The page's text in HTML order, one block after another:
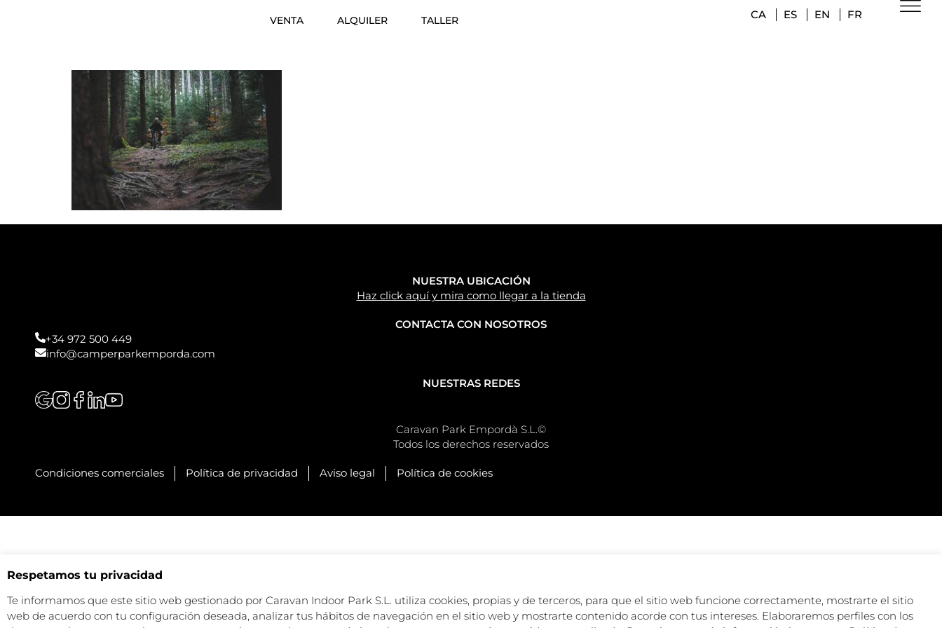
VENTA ALQUILER TALLER CA ES EN FR
NUESTRA UBICACIÓN
Haz click aquí y mira como llegar a la tienda
CONTACTA CON NOSOTROS
+34 972 500 449
info@camperparkemporda.com
NUESTRAS REDES
Caravan Park Empordà S.L.©
Todos los derechos reservados
Condiciones comerciales Política de privacidad Aviso legal Política de cookies
Respetamos tu privacidad
Te informamos que este sitio web gestionado por Caravan Indoor Park S.L. utiliza cookies, propias y de terceros, para que el sitio web funcione correctamente, mostrarte el sitio
web de acuerdo con tu configuración deseada, analizar tus hábitos de navegación en el sitio web y mostrarte contenido acorde con tus intereses. Elaboraremos perfiles con los